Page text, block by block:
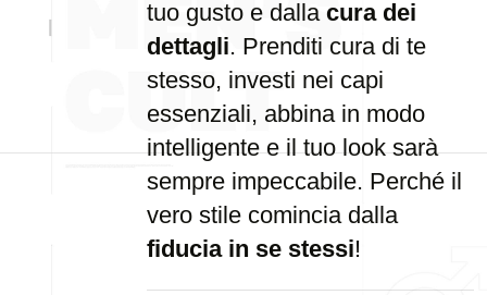
tuo gusto e dalla cura dei
dettagli. Prenditi cura di te
stesso, investi nei capi
essenziali, abbina in modo
intelligente e il tuo look sarà
sempre impeccabile. Perché il
vero stile comincia dalla
fiducia in se stessi!